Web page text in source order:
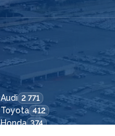
Audi 2 771
Toyota 412
Honda 374